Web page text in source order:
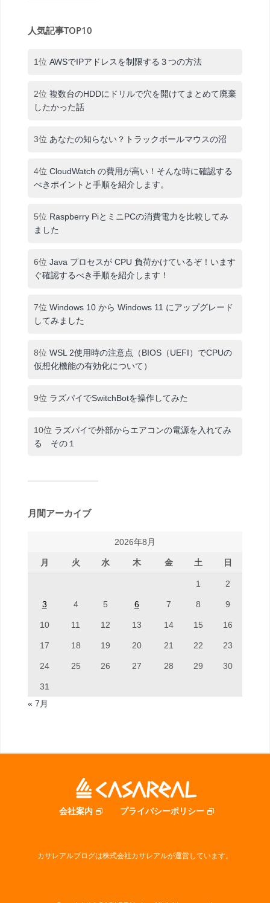
人気記事TOP10
1位 AWSでIPアドレスを制限する３つの方法
2位 複数台のHDDにドリルで穴を開けてまとめて廃棄
したかった話
3位 あなたの知らない？トラックボールマウスの沼
4位 CloudWatch の費用が高い！そんな時に確認する
べきポイントと手順を紹介します。
5位 Raspberry PiとミニPCの消費電力を比較してみ
ました
6位 Java プロセスが CPU 負荷かけているぞ！います
ぐ確認するべき手順を紹介します！
7位 Windows 10 から Windows 11 にアップグレード
してみました
8位 WSL 2使用時の注意点（BIOS（UEFI）でCPUの
仮想化機能の有効化について）
9位 ラズパイでSwitchBotを操作してみた
10位 ラズパイで外部からエアコンの電源を入れてみ
る その１
月間アーカイブ
2026年8月
月 火 水 木 金 土 日
1 2
3 4 5 6 7 8 9
10 11 12 13 14 15 16
17 18 19 20 21 22 23
24 25 26 27 28 29 30
31
« 7月
会社案内 プライバシーポリシー
カサレアルブログは株式会社カサレアルが運営しています。